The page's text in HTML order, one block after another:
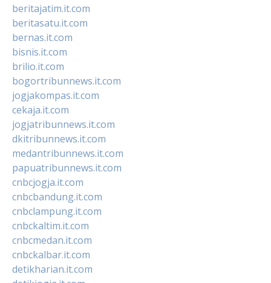
beritajatim.it.com
beritasatu.it.com
bernas.it.com
bisnis.it.com
brilio.it.com
bogortribunnews.it.com
jogjakompas.it.com
cekaja.it.com
jogjatribunnews.it.com
dkitribunnews.it.com
medantribunnews.it.com
papuatribunnews.it.com
cnbcjogja.it.com
cnbcbandung.it.com
cnbclampung.it.com
cnbckaltim.it.com
cnbcmedan.it.com
cnbckalbar.it.com
detikharian.it.com